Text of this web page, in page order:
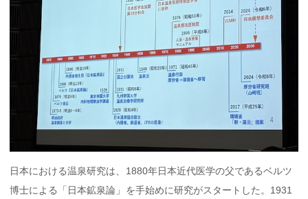
日本における温泉研究は、1880年日本近代医学の父であるベルツ
博士による「日本鉱泉論」を手始めに研究がスタートした。1931